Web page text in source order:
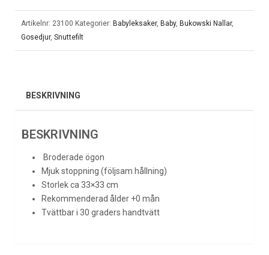
Artikelnr: 23100 Kategorier: Babyleksaker, Baby, Bukowski Nallar,
Gosedjur, Snuttefilt
BESKRIVNING
BESKRIVNING
Broderade ögon
Mjuk stoppning (följsam hållning)
Storlek ca 33×33 cm
Rekommenderad ålder +0 mån
Tvättbar i 30 graders handtvätt